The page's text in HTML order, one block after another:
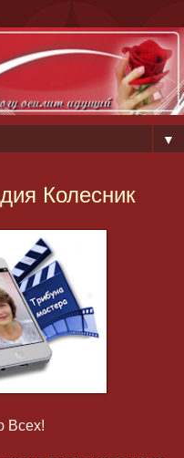
▼
Колесник
Всех!